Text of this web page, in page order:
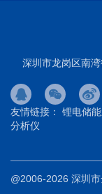
深圳市龙岗区南
友情链接： 锂电储
分析仪
@2006-2026 深圳